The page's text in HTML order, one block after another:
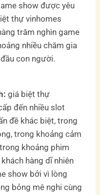
show được yêu
thự vinhomes
trăm nghìn game
nhiều chăm gia
con người.
giá biệt thự
đến nhiều slot
đề khác biệt, trong
trong khoảng cảm
khoảng phim
hàng dĩ nhiên
show bởi vì lòng
bỏng mê nghi cùng